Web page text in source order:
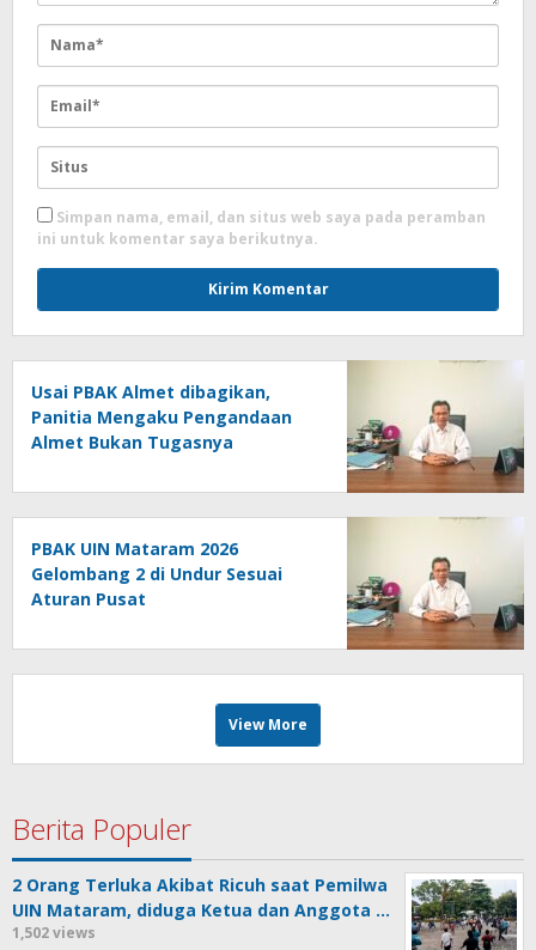
Simpan nama, email, dan situs web saya pada peramban
ini untuk komentar saya berikutnya.
Usai PBAK Almet dibagikan,
Panitia Mengaku Pengandaan
Almet Bukan Tugasnya
PBAK UIN Mataram 2026
Gelombang 2 di Undur Sesuai
Aturan Pusat
View More
Berita Populer
2 Orang Terluka Akibat Ricuh saat Pemilwa
UIN Mataram, diduga Ketua dan Anggota …
1,502 views